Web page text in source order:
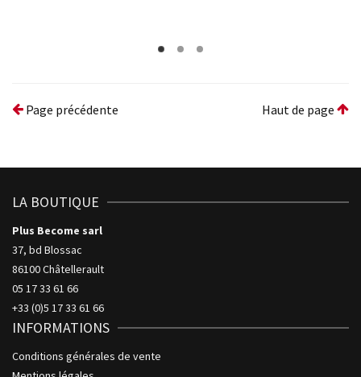
Page précédente Haut de page
LA BOUTIQUE
Plus Become sarl
37, bd Blossac
86100 Châtellerault
05 17 33 61 66
+33 (0)5 17 33 61 66
INFORMATIONS
Conditions générales de vente